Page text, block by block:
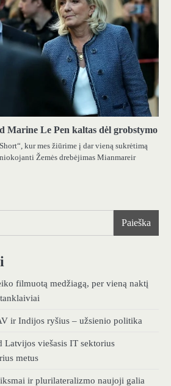
Marine Le Pen kaltas dėl grobstymo
kur mes žiūrime į dar vieną sukrėtimą
Žemės drebėjimas Mianmareir
Paieška
filmuotą medžiagą, per vieną naktį
ir Indijos ryšius – užsienio politika
Latvijos viešasis IT sektorius
metus
ir plurilateralizmo naujoji galia